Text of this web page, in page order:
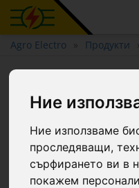
Ние
Ние използваме
проследяващи,
сърфирането ви в
покажем
Agro Electro Продукти
10 × 15 см